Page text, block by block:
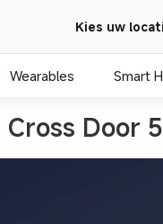
Kies uw
Wearables Smart
Door